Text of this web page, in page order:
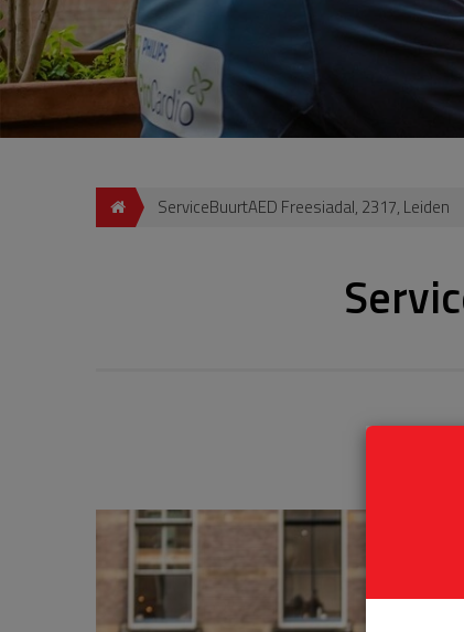
ServiceBuurtAED Freesiadal, 2317, Leiden